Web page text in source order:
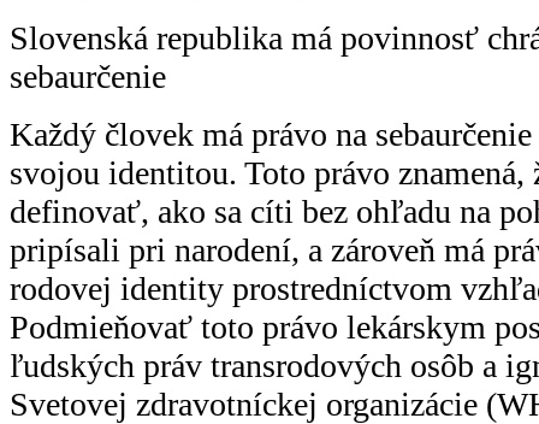
Slovenská republika má povinnosť
sebaurčenie
Každý človek má právo na
svojou identitou. Toto právo znamená,
definovať, ako sa cíti bez ohľadu na
pripísali pri narodení, a zároveň má
rodovej identity prostredníctvom
Podmieňovať toto právo lekárskym
ľudských práv transrodových osôb a
Svetovej zdravotníckej organizácie